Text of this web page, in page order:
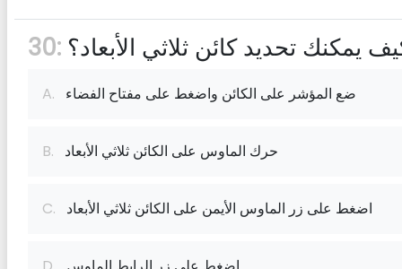
30: يمكنك تحديد كائن ثلاثي الأبعاد؟
A. ضع المؤشر على الكائن واضغط على مفتاح الفضاء
B. حرك الماوس على الكائن ثلاثي الأبعاد
C. اضغط على زر الماوس الأيمن على الكائن ثلاثي الأبعاد